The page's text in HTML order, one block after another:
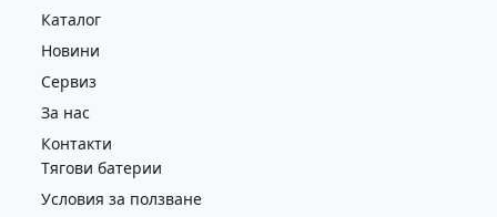
Каталог
Новини
Сервиз
За нас
Контакти
Тягови батерии
Условия за ползване